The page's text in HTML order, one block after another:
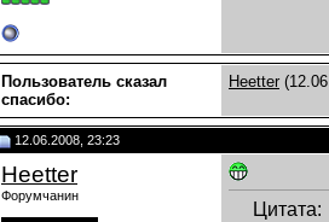
Пользователь сказал
cпасибо:
Heetter
12.06.2008, 23:23
Heetter
Форумчанин
Цитата: